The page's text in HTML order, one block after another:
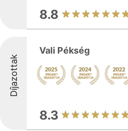
8.8
Díjazottak
Vali Pékség
8.3